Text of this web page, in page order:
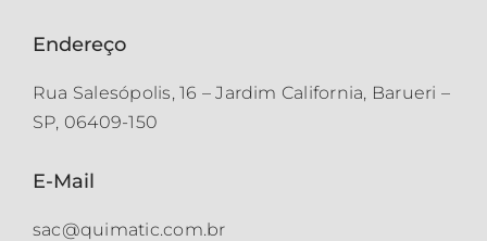
Endereço
Rua Salesópolis, 16 – Jardim California, Barueri –
SP, 06409-150
E-Mail
sac@quimatic.com.br